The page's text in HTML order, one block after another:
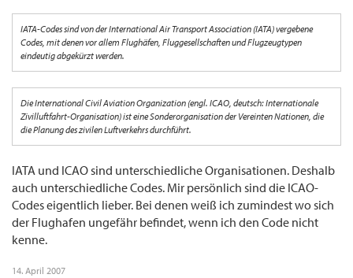
IATA-Codes sind von der International Air Transport Association (IATA) vergebene
Codes, mit denen vor allem Flughäfen, Fluggesellschaften und Flugzeugtypen
eindeutig abgekürzt werden.
Die International Civil Aviation Organization (engl. ICAO, deutsch: Internationale
Zivilluftfahrt-Organisation) ist eine Sonderorganisation der Vereinten Nationen, die
die Planung des zivilen Luftverkehrs durchführt.
IATA und ICAO sind unterschiedliche Organisationen. Deshalb
auch unterschiedliche Codes. Mir persönlich sind die ICAO-
Codes eigentlich lieber. Bei denen weiß ich zumindest wo sich
der Flughafen ungefähr befindet, wenn ich den Code nicht
kenne.
14. April 2007